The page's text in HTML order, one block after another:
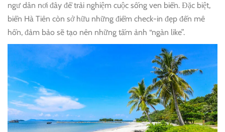
ngư dân nơi đây để trải nghiệm cuộc sống ven biển. Đặc biệt,
biển Hà Tiên còn sở hữu những điểm check-in đẹp đến mê
hồn, đảm bảo sẽ tạo nên những tấm ảnh “ngàn like”.